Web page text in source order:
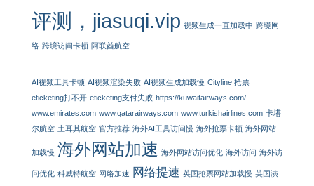
评测，jiasuqi.vip 视频生成一直加载中 跨境网
络 跨境访问卡顿 阿联酋航空
AI视频工具卡顿 AI视频渲染失败 AI视频生成加载慢 Cityline 抢票
eticketing打不开 eticketing支付失败 https://kuwaitairways.com/
www.emirates.com www.qatarairways.com www.turkishairlines.com 卡塔
尔航空 土耳其航空 官方推荐 海外AI工具访问慢 海外抢票卡顿 海外网站
加载慢 海外网站加速 海外网站访问优化 海外访问 海外访
问优化 科威特航空 网络加速 网络提速 英国抢票网站加载慢 英国演